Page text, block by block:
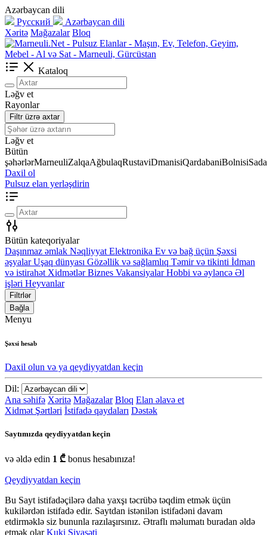
Azərbaycan dili
Русский
Azərbaycan dili
Xəritə Mağazalar Bloq
Kataloq
Ləğv et
Rayonlar
Filtr üzrə axtar
Ləğv et
Bütün
şəhərlərMarneuliZalqaAğbulaqRustaviDmanisiQardabaniBolnisi
Daxil ol
Pulsuz elan yerləşdirin
Bütün kateqoriyalar
Daşınmaz əmlak Nəqliyyat Elektronika Ev və bağ üçün Şəxsi
əşyalar Uşaq dünyası Gözəllik və sağlamlıq Təmir və tikinti İdman
və istirahət Xidmətlər Biznes Vakansiyalar Hobbi və əyləncə Əl
işləri Heyvanlar
Filtrlər
Bağla
Menyu
Şəxsi hesab
Daxil olun və ya qeydiyyatdan keçin
Dil:
Ana səhifə Xəritə Mağazalar Bloq Elan əlavə et
Xidmət Şərtləri İstifadə qaydaları Dəstək
Saytımızda qeydiyyatdan keçin
və əldə edin 1 ₾ bonus hesabınıza!
Qeydiyyatdan keçin
Bu Sayt istifadəçilərə daha yaxşı təcrübə təqdim etmək üçün
kukilərdən istifadə edir. Saytdan istənilən istifadəni davam
etdirməklə siz bununla razılaşırsınız. Ətraflı məlumatı buradan əldə
etmək olarKuki Siyasəti